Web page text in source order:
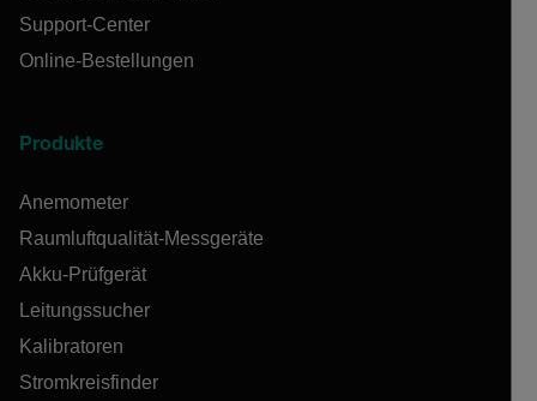
Support-Center
Online-Bestellungen
Produkte
Anemometer
Raumluftqualität-Messgeräte
Akku-Prüfgerät
Leitungssucher
Kalibratoren
Stromkreisfinder